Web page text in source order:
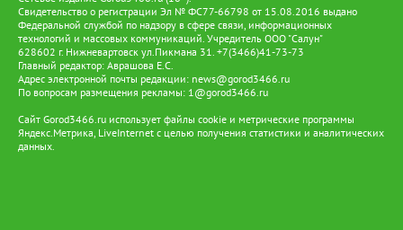
Свидетельство о регистрации Эл № ФС77-66798 от 15.08.2016 выдано
Федеральной службой по надзору в сфере связи, информационных
технологий и массовых коммуникаций. Учредитель ООО "Салун"
628602 г. Нижневартовск ул.Пикмана 31. +7(3466)41-73-73
Главный редактор: Аврашова Е.С.
Адрес электронной почты редакции: news@gorod3466.ru
По вопросам размещения рекламы: 1@gorod3466.ru
Сайт Gorod3466.ru использует файлы cookie и метрические программы
Яндекс.Метрика, LiveInternet с целью получения статистики и аналитических
данных.